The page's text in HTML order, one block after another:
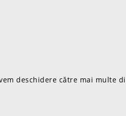
deschidere către mai multe